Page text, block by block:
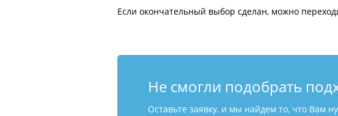
Если окончательный выбор сделан, можно
Не смогли подобрать
Оставьте заявку, и мы найдем то, что Вам